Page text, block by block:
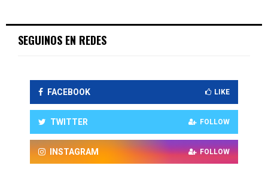
SEGUINOS EN REDES
FACEBOOK LIKE
TWITTER FOLLOW
INSTAGRAM FOLLOW